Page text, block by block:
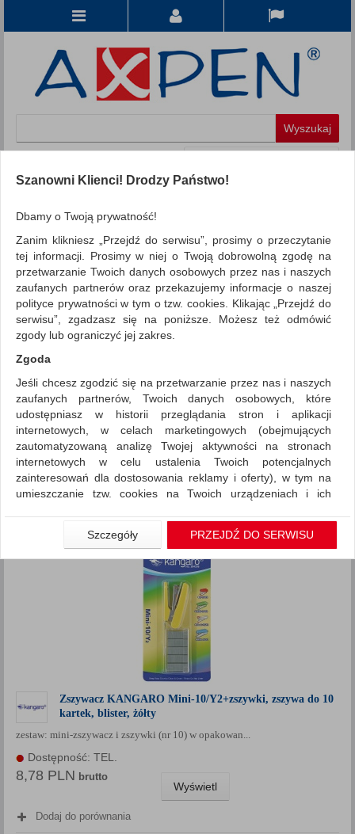
WSZYSTKIE KATEGORIE
FILTRY
Więcej
REKLAMA
AKTUALNOŚCI
Drobne akcesoria biurowe Zszywacze
ZNALEZIONYCH PRODUKTÓW: 153 Porównaj (0)
Sortuj po Standardowe
Pokaż produktów
Siatka Lista
1 2 13
Zszywacz KANGARO Mini-10/Y2+zszywki, zszywa do 10
kartek, blister, żółty
zestaw: mini-zszywacz i zszywki (nr 10) w opakowan...
Dostępność: TEL.
8,78 PLN brutto
Wyświetl
Dodaj do porównania
Szanowni Klienci! Drodzy Państwo!
Dbamy o Twoją prywatność!
Zanim klikniesz „Przejdź do serwisu”, prosimy o przeczytanie
tej informacji. Prosimy w niej o Twoją dobrowolną zgodę na
przetwarzanie Twoich danych osobowych przez nas i naszych
zaufanych partnerów oraz przekazujemy informacje o naszej
polityce prywatności w tym o tzw. cookies. Klikając „Przejdź do
serwisu”, zgadzasz się na poniższe. Możesz też odmówić
zgody lub ograniczyć jej zakres.
Zgoda
Jeśli chcesz zgodzić się na przetwarzanie przez nas i naszych
zaufanych partnerów, Twoich danych osobowych, które
udostępniasz w historii przeglądania stron i aplikacji
internetowych, w celach marketingowych (obejmujących
zautomatyzowaną analizę Twojej aktywności na stronach
internetowych w celu ustalenia Twoich potencjalnych
zainteresowań dla dostosowania reklamy i oferty), w tym na
umieszczanie tzw. cookies na Twoich urządzeniach i ich
Jeśli nie chcesz wyrazić zgody lub ograniczyć jej zakres, kliknij
„Szczegóły”, gdzie znajdziesz wszelkie informacje o tym jak to
zrobić . Te same informacje znajdziesz także na podstronie z
naszą polityką prywatności obowiązującą od 25 maja 2018.
W przypadku użytkowników zalogowanych, aby umożliwić
prawidłową realizację Umowy z Państwem i związane z tym
prawidłowe działanie naszej strony www, a w szczególności
np. wysłanie potwierdzenia zamówienia na Państwa email lub
wyświetlenie Państwu prawidłowych informacji o promocjach
czy cenach indywidualnych, ważna jest Państwa wcześniejsza
zgoda której udzieliliście podczas zakładania konta.
Każda Państwa zgoda jest dobrowolna i można ją w dowolnym
momencie wycofać.
Polityka prywatności (rozwiń)
Klauzula Informacyjna (rozwiń)
Szczegóły PRZEJDŹ DO SERWISU